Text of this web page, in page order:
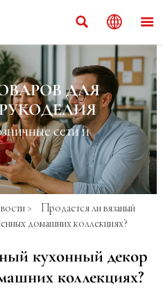
  
ДЛЯ
сети и
>
Продается ли вязаный
домашних коллекциях?
кухонный декор
коллекциях?